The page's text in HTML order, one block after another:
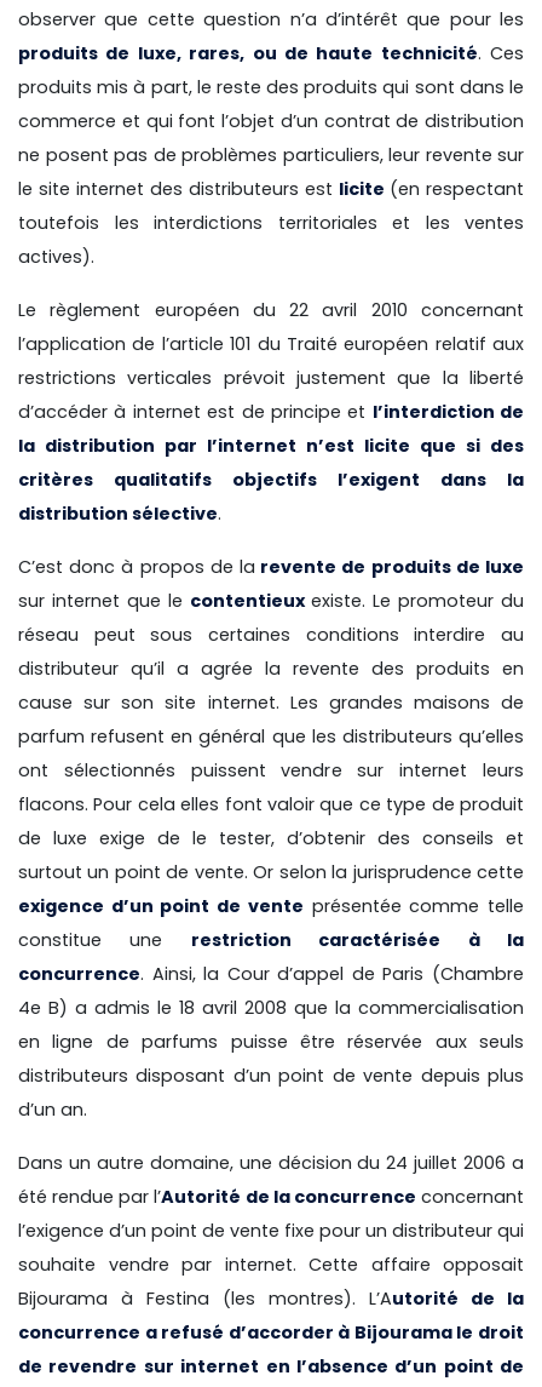
observer que cette question n’a d’intérêt que pour les
produits de luxe, rares, ou de haute technicité. Ces
produits mis à part, le reste des produits qui sont dans le
commerce et qui font l’objet d’un contrat de distribution
ne posent pas de problèmes particuliers, leur revente sur
le site internet des distributeurs est licite (en respectant
toutefois les interdictions territoriales et les ventes
actives).
Le règlement européen du 22 avril 2010 concernant
l’application de l’article 101 du Traité européen relatif aux
restrictions verticales prévoit justement que la liberté
d’accéder à internet est de principe et l’interdiction de
la distribution par l’internet n’est licite que si des
critères qualitatifs objectifs l’exigent dans la
distribution sélective.
C’est donc à propos de la revente de produits de luxe
sur internet que le contentieux existe. Le promoteur du
réseau peut sous certaines conditions interdire au
distributeur qu’il a agrée la revente des produits en
cause sur son site internet. Les grandes maisons de
parfum refusent en général que les distributeurs qu’elles
ont sélectionnés puissent vendre sur internet leurs
flacons. Pour cela elles font valoir que ce type de produit
de luxe exige de le tester, d’obtenir des conseils et
surtout un point de vente. Or selon la jurisprudence cette
exigence d’un point de vente présentée comme telle
constitue une restriction caractérisée à la
concurrence. Ainsi, la Cour d’appel de Paris (Chambre
4e B) a admis le 18 avril 2008 que la commercialisation
en ligne de parfums puisse être réservée aux seuls
distributeurs disposant d’un point de vente depuis plus
d’un an.
Dans un autre domaine, une décision du 24 juillet 2006 a
été rendue par l’Autorité de la concurrence concernant
l’exigence d’un point de vente fixe pour un distributeur qui
souhaite vendre par internet. Cette affaire opposait
Bijourama à Festina (les montres). L’Autorité de la
concurrence a refusé d’accorder à Bijourama le droit
de revendre sur internet en l’absence d’un point de